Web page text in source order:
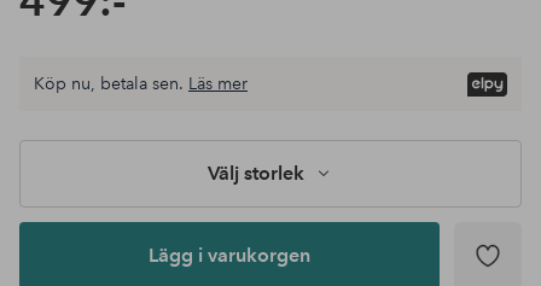
storlek
Lägg i
Köp nu, betala sen. Läs mer
Välj storlek
Lägg i varukorgen